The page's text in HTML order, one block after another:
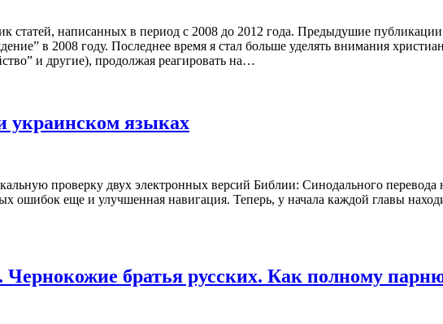
статей, написанных в период с 2008 до 2012 года. Предыдушие
в 2008 году. Последнее время я стал больше уделять внимания
и другие), продолжая реагировать на…
украинском языках
проверку двух электронных версий Библии: Синодального
ошибок еще и улучшенная навигация. Теперь, у начала каждой главы
братья русских. Как полному